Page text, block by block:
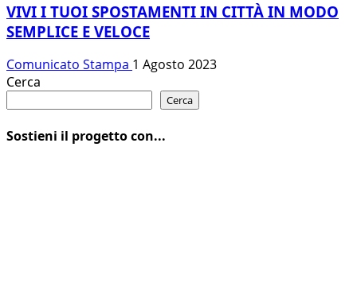
VIVI I TUOI SPOSTAMENTI IN CITTÀ IN MODO
SEMPLICE E VELOCE
Comunicato Stampa 1 Agosto 2023
Cerca
Cerca
Sostieni il progetto con...